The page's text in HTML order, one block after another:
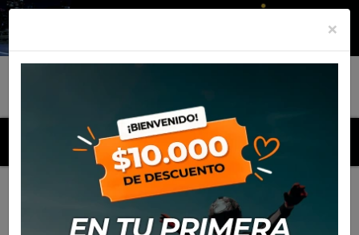
MENU
Productos Equipamiento Botin Ixon Freaky Wp
×